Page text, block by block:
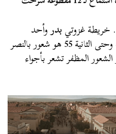
خريطة غزوتيبدروأحد
المحور الأول من بداية المقطوعة وحتى الثانية 55 هو شعور بالنصر
المظفر تشعر بأجواء